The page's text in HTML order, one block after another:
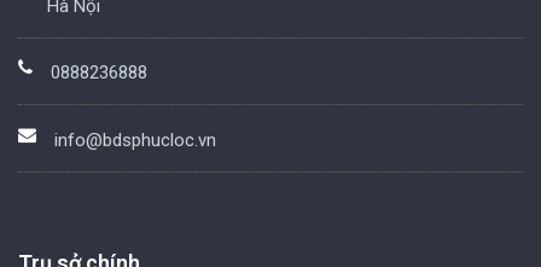
Hà Nội
0888236888
info@bdsphucloc.vn